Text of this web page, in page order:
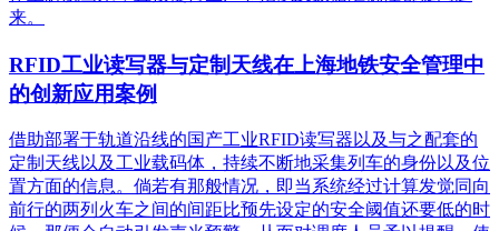
来。
RFID工业读写器与定制天线在上海地铁安全管理中
的创新应用案例
借助部署于轨道沿线的国产工业RFID读写器以及与之配套的
定制天线以及工业载码体，持续不断地采集列车的身份以及位
置方面的信息。倘若有那般情况，即当系统经过计算发觉同向
前行的两列火车之间的间距比预先设定的安全阈值还要低的时